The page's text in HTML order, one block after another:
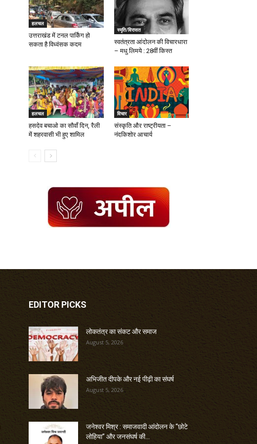
हलचल
उत्तराखंड में टनल पार्किंग हो
सकता है विध्वंसक कदम
स्मृति/विरासत
स्वतंत्रता आंदोलन की विचारधारा
– मधु लिमये : 28वीं किस्त
हलचल
हसदेव बचाओ का सौवॉं दिन, रैली
में शहरवासी भी हुए शामिल
विचार
संस्कृति और राष्ट्रीयता –
नंदकिशोर आचार्य
EDITOR PICKS
लोकतंत्र का संकट और समाज
August 5, 2026
अभिजीत दीपके और नई पीढ़ी का संघर्ष
August 5, 2026
जनेश्वर मिश्र : समाजवादी आंदोलन के “छोटे
लोहिया” और जनसंघर्ष की...